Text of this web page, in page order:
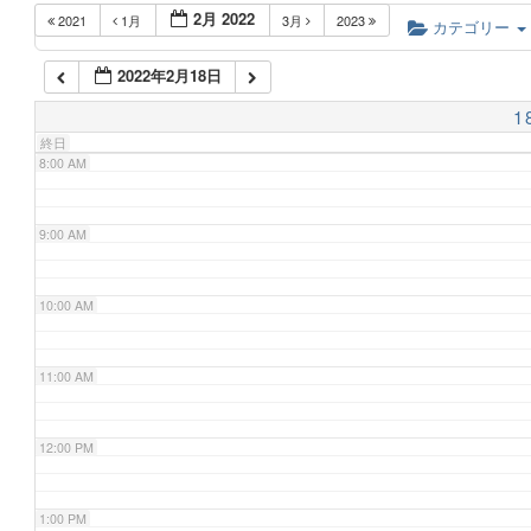
2021 1月 2月 2022 3月 2023 カテゴリー
2022年2月18日
終日
6:00 AM
7:00 AM
8:00 AM
9:00 AM
10:00 AM
11:00 AM
12:00 PM
1:00 PM